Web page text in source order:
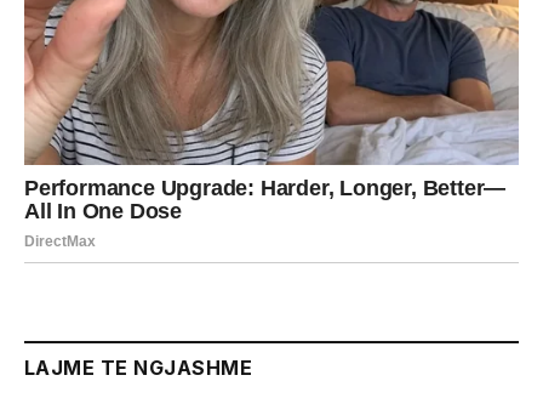
LAJME TE NGJASHME